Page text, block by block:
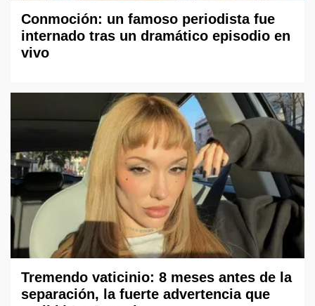
Conmoción: un famoso periodista fue
internado tras un dramático episodio en
vivo
Tremendo vaticinio: 8 meses antes de la
separación, la fuerte advertencia que